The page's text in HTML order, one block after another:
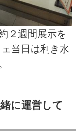
２週間展示を
日は利き水
に運営して